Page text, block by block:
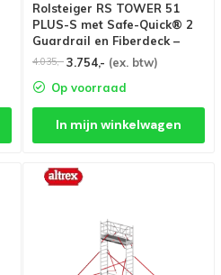
Rolsteiger RS TOWER 51
PLUS-S met Safe-Quick® 2
Guardrail en Fiberdeck –
90x245 4,2m werkhoogte
4.035,- 3.754,- (ex. btw)
Op voorraad
In mijn winkelwagen